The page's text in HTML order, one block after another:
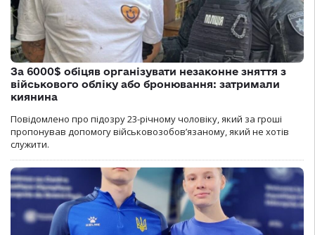
За 6000$ обіцяв організувати незаконне зняття з
військового обліку або бронювання: затримали
киянина
Повідомлено про підозру 23-річному чоловіку, який за гроші
пропонував допомогу військовозобов’язаному, який не хотів
служити.